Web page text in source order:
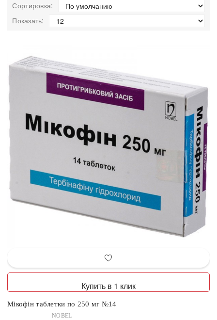
Сортировка:
Показать:
Купить в 1 клик
Мікофін таблетки по 250 мг №14
NOBEL